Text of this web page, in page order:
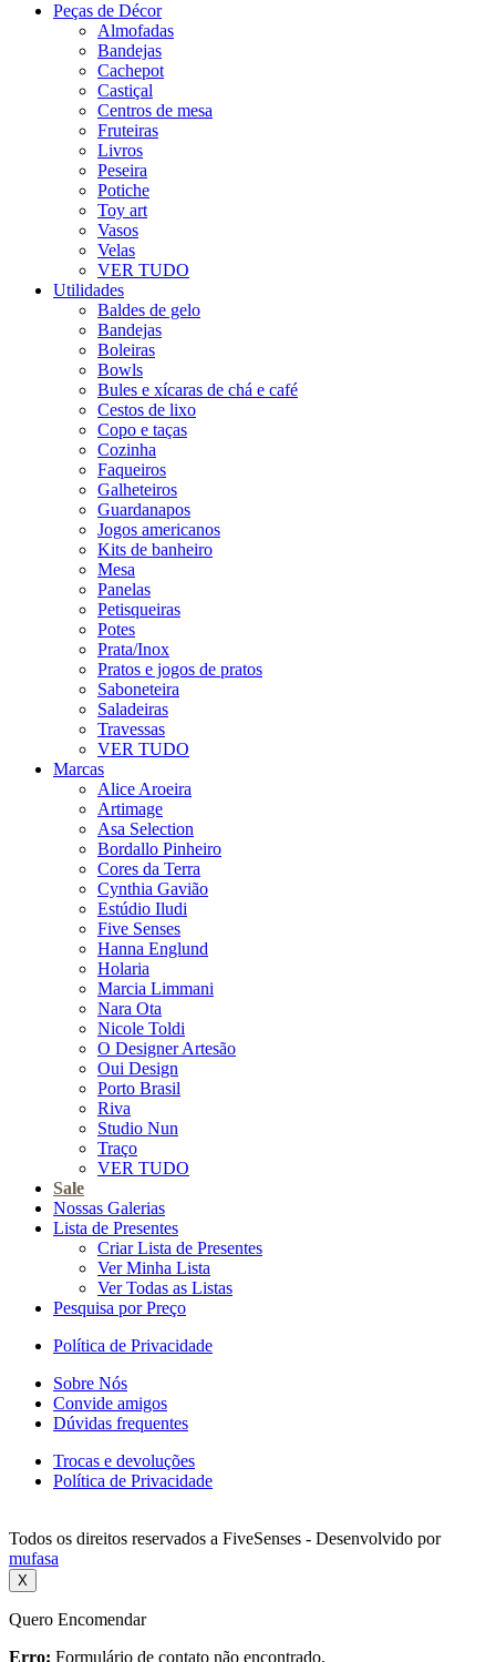
Peças de Décor
Almofadas
Bandejas
Cachepot
Castiçal
Centros de mesa
Fruteiras
Livros
Peseira
Potiche
Toy art
Vasos
Velas
VER TUDO
Utilidades
Baldes de gelo
Bandejas
Boleiras
Bowls
Bules e xícaras de chá e café
Cestos de lixo
Copo e taças
Cozinha
Faqueiros
Galheteiros
Guardanapos
Jogos americanos
Kits de banheiro
Mesa
Panelas
Petisqueiras
Potes
Prata/Inox
Pratos e jogos de pratos
Saboneteira
Saladeiras
Travessas
VER TUDO
Marcas
Alice Aroeira
Artimage
Asa Selection
Bordallo Pinheiro
Cores da Terra
Cynthia Gavião
Estúdio Iludi
Five Senses
Hanna Englund
Holaria
Marcia Limmani
Nara Ota
Nicole Toldi
O Designer Artesão
Oui Design
Porto Brasil
Riva
Studio Nun
Traço
VER TUDO
Sale
Nossas Galerias
Lista de Presentes
Criar Lista de Presentes
Ver Minha Lista
Ver Todas as Listas
Pesquisa por Preço
Política de Privacidade
Sobre Nós
Convide amigos
Dúvidas frequentes
Trocas e devoluções
Política de Privacidade
Todos os direitos reservados a FiveSenses - Desenvolvido por
mufasa
X
Quero Encomendar
Erro: Formulário de contato não encontrado.